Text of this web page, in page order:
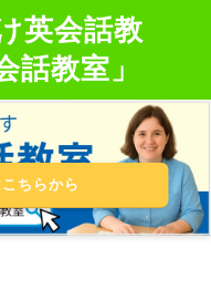
英会話教
話教室」
ちらから